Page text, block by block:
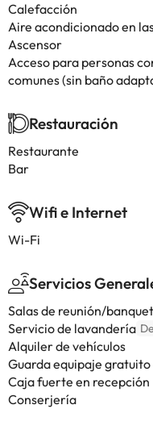
Calefacción
Aire acondicionado en
Ascensor
Acceso para personas
comunes (sin baño
Restauración
Restaurante
Bar
Wifi e Internet
Wi-Fi
Servicios
Salas de reunión/
Servicio de lavandería
Alquiler de vehículos
Guarda equipaje gratuito
Caja fuerte en recepción
Conserjería